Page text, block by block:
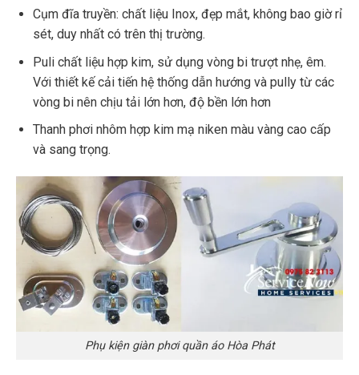
Cụm đĩa truyền: chất liệu Inox, đẹp mắt, không bao giờ rỉ
sét, duy nhất có trên thị trường.
Puli chất liệu hợp kim, sử dụng vòng bi trượt nhẹ, êm.
Với thiết kế cải tiến hệ thống dẫn hướng và pully từ các
vòng bi nên chịu tải lớn hơn, độ bền lớn hơn
Thanh phơi nhôm hợp kim mạ niken màu vàng cao cấp
và sang trọng.
Phụ kiện giàn phơi quần áo Hòa Phát